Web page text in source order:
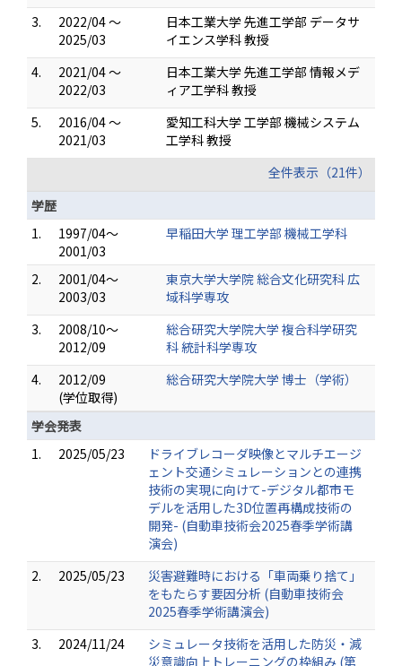
3.
2022/04 ～
2025/03
日本工業大学 先進工学部 データサ
イエンス学科 教授
4.
2021/04 ～
2022/03
日本工業大学 先進工学部 情報メデ
ィア工学科 教授
5.
2016/04 ～
2021/03
愛知工科大学 工学部 機械システム
工学科 教授
全件表示（21件）
学歴
1.
1997/04～
2001/03
早稲田大学 理工学部 機械工学科
2.
2001/04～
2003/03
東京大学大学院 総合文化研究科 広
域科学専攻
3.
2008/10～
2012/09
総合研究大学院大学 複合科学研究
科 統計科学専攻
4.
2012/09
(学位取得)
総合研究大学院大学 博士（学術）
学会発表
1.
2025/05/23
ドライブレコーダ映像とマルチエージ
ェント交通シミュレーションとの連携
技術の実現に向けて-デジタル都市モ
デルを活用した3D位置再構成技術の
開発- (自動車技術会2025春季学術講
演会)
2.
2025/05/23
災害避難時における「車両乗り捨て」
をもたらす要因分析 (自動車技術会
2025春季学術講演会)
3.
2024/11/24
シミュレータ技術を活用した防災・減
災意識向上トレーニングの枠組み (第